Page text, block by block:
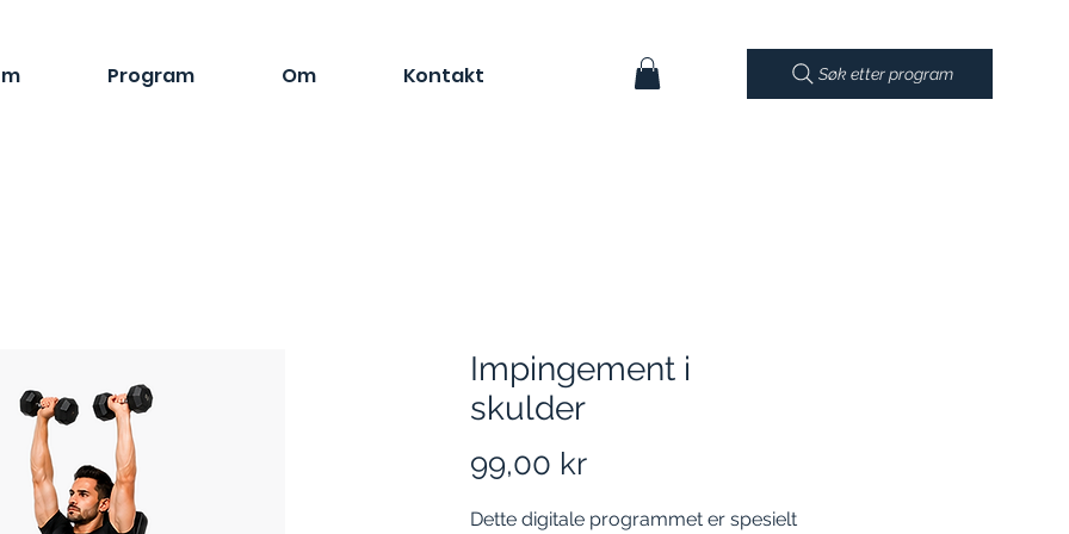
Program Om Kontakt Søk etter program
Impingement i
skulder
99,00 krPris
Dette digitale programmet er spesielt